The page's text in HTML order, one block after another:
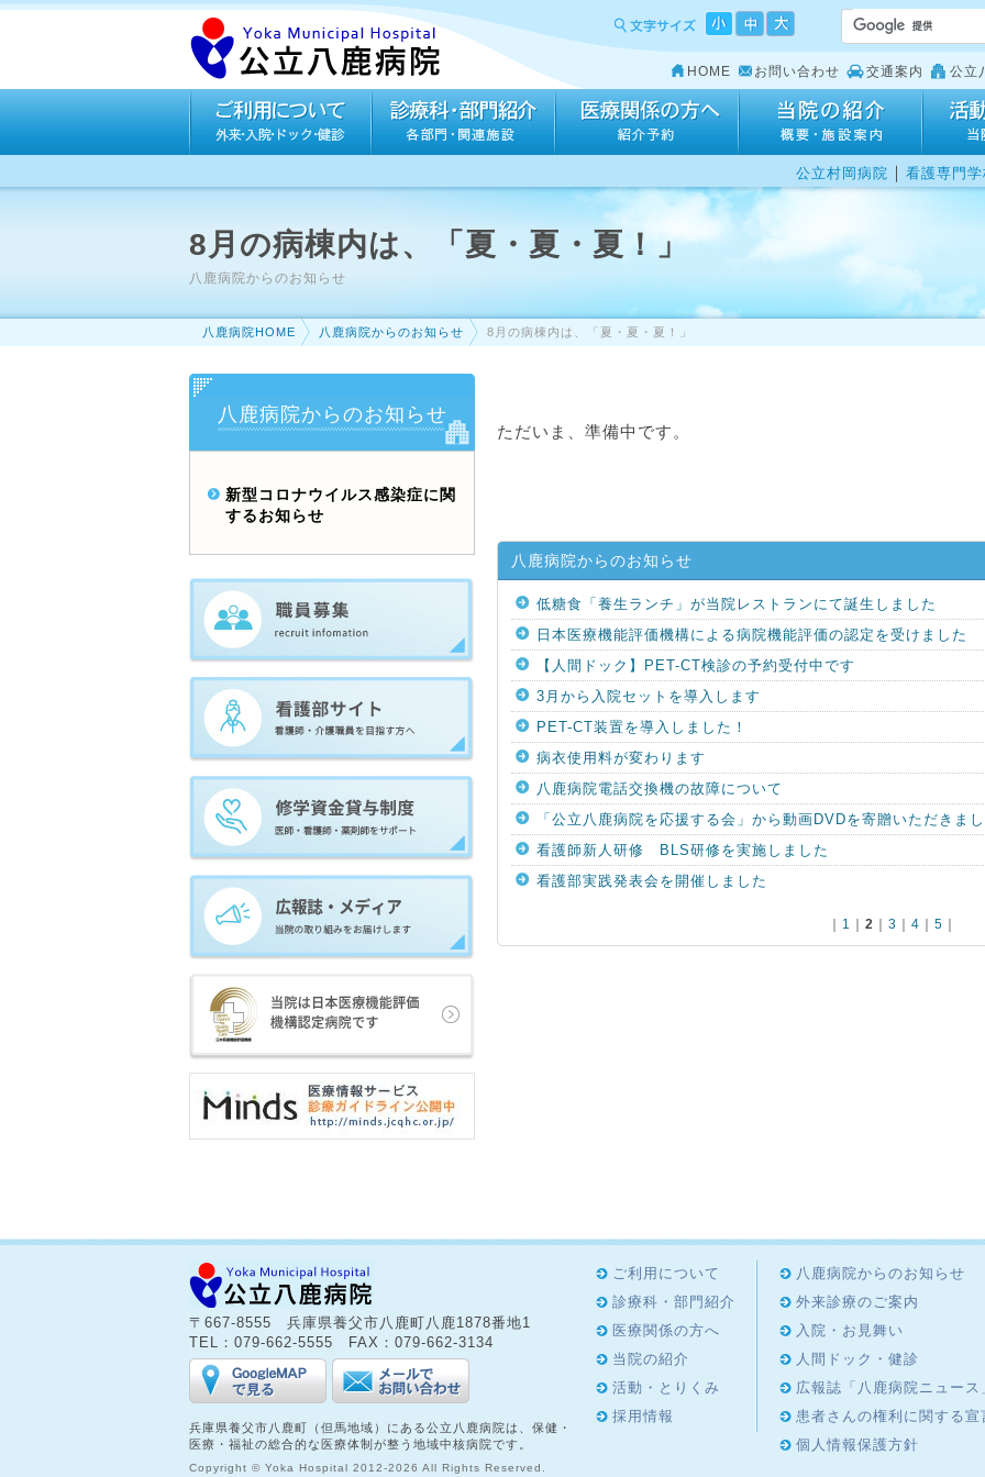
HOME お問い合わせ 交通案内 公立
公立村岡病院 ｜ 看護専門
8月の病棟内は、「夏・夏・夏！」
八鹿病院からのお知らせ
八鹿病院HOME 八鹿病院からのお知らせ 8月の病棟内は、「夏・夏・夏！」
ただいま、準備中です。
八鹿病院からのお知らせ
低糖食「養生ランチ」が当院レストランにて誕生しました
日本医療機能評価機構による病院機能評価の認定を受けました
【人間ドック】PET-CT検診の予約受付中です
3月から入院セットを導入します
PET-CT装置を導入しました！
病衣使用料が変わります
八鹿病院電話交換機の故障について
「公立八鹿病院を応援する会」から動画DVDを寄贈いただきま
看護師新人研修 BLS研修を実施しました
看護部実践発表会を開催しました
1 2 3 4 5
八鹿病院からのお知らせ
新型コロナウイルス感染症に関
するお知らせ
〒667-8555 兵庫県養父市八鹿町八鹿1878番地1
TEL：079-662-5555 FAX：079-662-3134
兵庫県養父市八鹿町（但馬地域）にある公立八鹿病院は、保健・
医療・福祉の総合的な医療体制が整う地域中核病院です。
ご利用について
診療科・部門紹介
医療関係の方へ
当院の紹介
活動・とりくみ
採用情報
八鹿病院からのお知らせ
外来診療のご案内
入院・お見舞い
人間ドック・健診
広報誌「八鹿病院ニュース
患者さんの権利に関する宣
個人情報保護方針
Copyright © Yoka Hospital 2012-2026 All Rights Reserved.